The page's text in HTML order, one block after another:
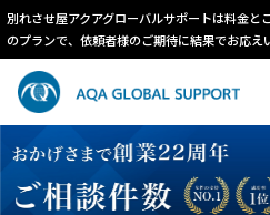
別れさせ屋アクアグローバルサポートは料金と
のプランで、依頼者様のご期待に結果でお応え